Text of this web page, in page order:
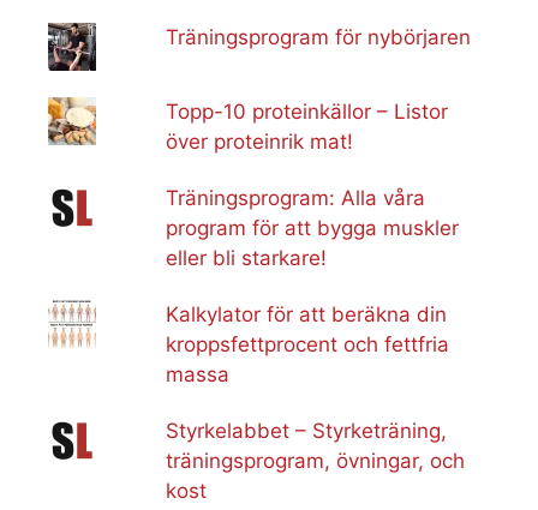
Träningsprogram för nybörjaren
Topp-10 proteinkällor – Listor
över proteinrik mat!
Träningsprogram: Alla våra
program för att bygga muskler
eller bli starkare!
Kalkylator för att beräkna din
kroppsfettprocent och fettfria
massa
Styrkelabbet – Styrketräning,
träningsprogram, övningar, och
kost